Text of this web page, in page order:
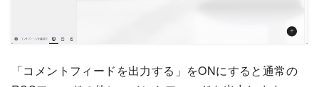
「コメントフィードを出力する」をONにすると通常の